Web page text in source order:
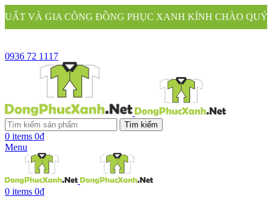
PHỤC XANH KÍNH CHÀO QUÝ KHÁCH
0936 72 1117
Tìm kiếm
0 items 0₫
Menu
0 items 0₫